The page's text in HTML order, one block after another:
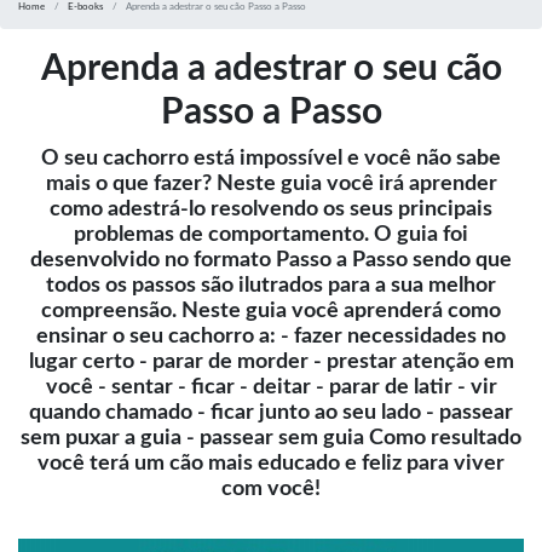
Home E-books Aprenda a adestrar o seu cão Passo a Passo
Aprenda a adestrar o seu cão
Passo a Passo
O seu cachorro está impossível e você não sabe
mais o que fazer? Neste guia você irá aprender
como adestrá-lo resolvendo os seus principais
problemas de comportamento. O guia foi
desenvolvido no formato Passo a Passo sendo que
todos os passos são ilutrados para a sua melhor
compreensão. Neste guia você aprenderá como
ensinar o seu cachorro a: - fazer necessidades no
lugar certo - parar de morder - prestar atenção em
você - sentar - ficar - deitar - parar de latir - vir
quando chamado - ficar junto ao seu lado - passear
sem puxar a guia - passear sem guia Como resultado
você terá um cão mais educado e feliz para viver
com você!